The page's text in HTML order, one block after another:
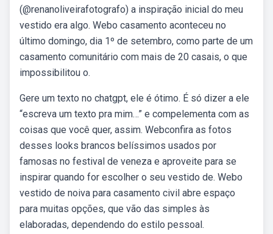
(@renanoliveirafotografo) a inspiração inicial do meu
vestido era algo. Webo casamento aconteceu no
último domingo, dia 1º de setembro, como parte de um
casamento comunitário com mais de 20 casais, o que
impossibilitou o.
Gere um texto no chatgpt, ele é ótimo. É só dizer a ele
“escreva um texto pra mim…” e compelementa com as
coisas que você quer, assim. Webconfira as fotos
desses looks brancos belíssimos usados por
famosas no festival de veneza e aproveite para se
inspirar quando for escolher o seu vestido de. Webo
vestido de noiva para casamento civil abre espaço
para muitas opções, que vão das simples às
elaboradas, dependendo do estilo pessoal.